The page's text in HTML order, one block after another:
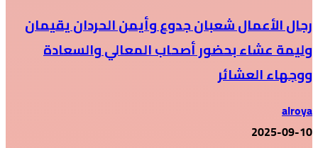
رجال الأعمال شعبان جدوع وأيمن الحردان يقيمان
وليمة عشاء بحضور أصحاب المعالي والسعادة
ووجهاء العشائر
alroya
2025-09-10